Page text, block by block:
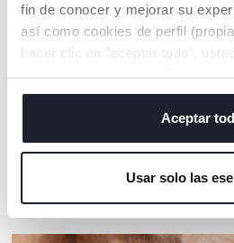
fin de conocer y mejorar su
así como cookies de perfil
hacer clic en "aceptar todo",
de todas las cookies. Si desea
o cambiar o revocar el
algunas cookies, haga clic en
cerrar este banner, usted
servicio solicitado.
Aceptar
Usar solo las
Envase de plástico